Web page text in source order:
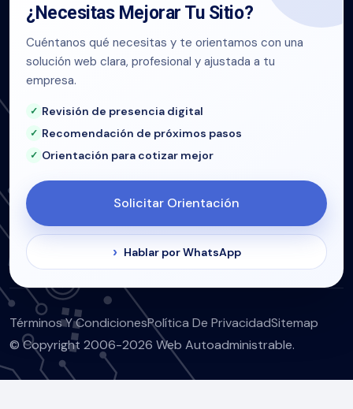
¿Necesitas Mejorar Tu Sitio?
Cuéntanos qué necesitas y te orientamos con una
solución web clara, profesional y ajustada a tu
empresa.
Revisión de presencia digital
Recomendación de próximos pasos
Orientación para cotizar mejor
Solicitar Orientación
Hablar por WhatsApp
© Copyright 2006-2026 Web Autoadministrable.
Términos Y CondicionesPolítica De PrivacidadSitemap